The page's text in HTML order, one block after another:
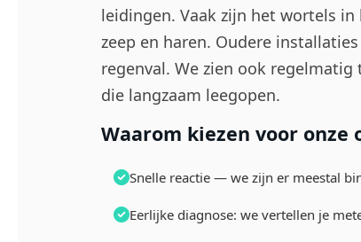
leidingen. Vaak zijn het wortels
zeep en haren. Oudere
regenval. We zien ook
die langzaam leegopen.
Waarom kiezen voor
Snelle reactie — we zijn er meestal
Eerlijke diagnose: we vertellen je